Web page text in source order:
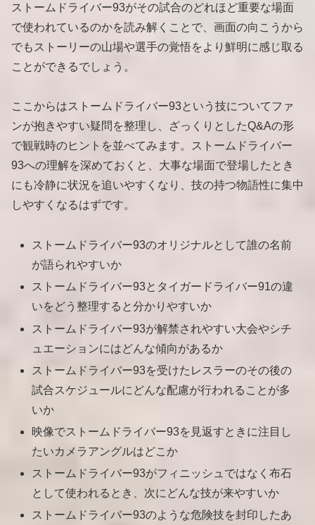
ストームドライバー93がその試合のどれほど重要な場面
で使われているのかを読み解くことで、画面の向こうから
でもストーリーの山場や選手の覚悟をより鮮明に感じ取る
ことができるでしょう。
ここからはストームドライバー93という技についてファ
ンが抱きやすい疑問を整理し、ざっくりとしたQ&Aの形
で観戦時のヒントを並べてみます。ストームドライバー
93への理解を深めておくと、大事な場面で登場したとき
にも冷静に状況を追いやすくなり、技の持つ物語性に集中
しやすくなるはずです。
ストームドライバー93のオリジナルとして誰の名前
が語られやすいか
ストームドライバー93とタイガードライバー91の違
いをどう整理すると分かりやすいか
ストームドライバー93が解禁されやすい大会やシチ
ュエーションにはどんな傾向があるか
ストームドライバー93を受けたレスラーのその後の
試合スケジュールにどんな配慮が行われることが多
いか
映像でストームドライバー93を見返すときに注目し
たいカメラアングルはどこか
ストームドライバー93がフィニッシュではなく布石
として使われるとき、次にどんな技が来やすいか
ストームドライバー93のような危険技を封印したあ